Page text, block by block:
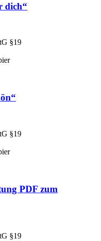
dich“
§19
§19
PDF zum
§19